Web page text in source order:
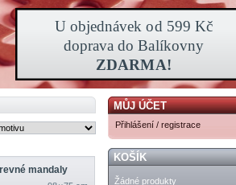
mandaly
MŮJ ÚČET
Přihlášení / registrace
KOŠÍK
Žádné produkty